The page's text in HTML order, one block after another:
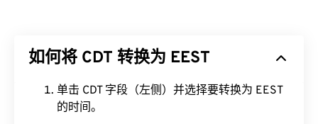
如何将 CDT 转换为 EEST
单击 CDT 字段（左侧）并选择要转换为 EEST
的时间。